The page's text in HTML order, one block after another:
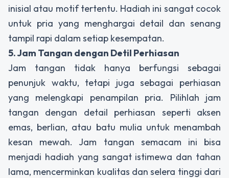
inisial atau motif tertentu. Hadiah ini sangat cocok
untuk pria yang menghargai detail dan senang
tampil rapi dalam setiap kesempatan.
5. Jam Tangan dengan Detil Perhiasan
Jam tangan tidak hanya berfungsi sebagai
penunjuk waktu, tetapi juga sebagai perhiasan
yang melengkapi penampilan pria. Pilihlah jam
tangan dengan detail perhiasan seperti aksen
emas, berlian, atau batu mulia untuk menambah
kesan mewah. Jam tangan semacam ini bisa
menjadi hadiah yang sangat istimewa dan tahan
lama, mencerminkan kualitas dan selera tinggi dari